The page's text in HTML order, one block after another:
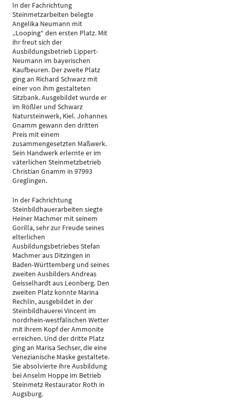
In der Fachrichtung
Steinmetzarbeiten belegte
Angelika Neumann mit
„Looping“ den ersten Platz. Mit
ihr freut sich der
Ausbildungsbetrieb Lippert-
Neumann im bayerischen
Kaufbeuren. Der zweite Platz
ging an Richard Schwarz mit
einer von ihm gestalteten
Sitzbank. Ausgebildet wurde er
im Rößler und Schwarz
Natursteinwerk, Kiel. Johannes
Gnamm gewann den dritten
Preis mit einem
zusammengesetzten Maßwerk.
Sein Handwerk erlernte er im
väterlichen Steinmetzbetrieb
Christian Gnamm in 97993
Greglingen.
In der Fachrichtung
Steinbildhauerarbeiten siegte
Heiner Machmer mit seinem
Gorilla, sehr zur Freude seines
elterlichen
Ausbildungsbetriebes Stefan
Machmer aus Ditzingen in
Baden-Württemberg und seines
zweiten Ausbilders Andreas
Geisselhardt aus Leonberg. Den
zweiten Platz konnte Marina
Rechlin, ausgebildet in der
Steinbildhauerei Vincent im
nordrhein-westfälischen Wetter
mit ihrem Kopf der Ammonite
erreichen. Und der dritte Platz
ging an Marisa Sechser, die eine
Venezianische Maske gestaltete.
Sie absolvierte ihre Ausbildung
bei Anselm Hoppe im Betrieb
Steinmetz Restaurator Roth in
Augsburg.